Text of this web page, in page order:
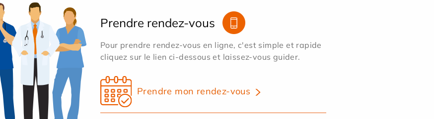
Prendre rendez-vous
Pour prendre rendez-vous en ligne, c'est simple et rapide
cliquez sur le lien ci-dessous et laissez-vous guider.
Prendre mon rendez-vous